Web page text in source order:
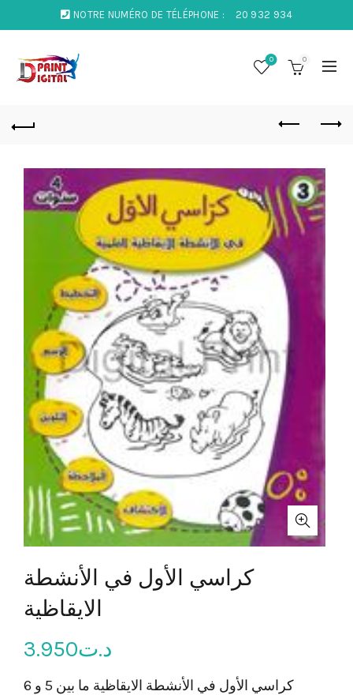
NOTRE NUMÉRO DE TÉLÉPHONE : 20 932 934
0 0
كراسي الأول في الأنشطة
الايقاظية
د.ت3.950
كراسي الأول في الأنشطة الايقاظية ما بين 5 و 6